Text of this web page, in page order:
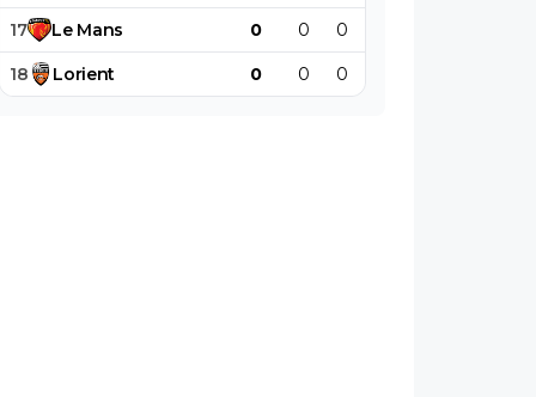
17 Le Mans 0 0 0
18 Lorient 0 0 0